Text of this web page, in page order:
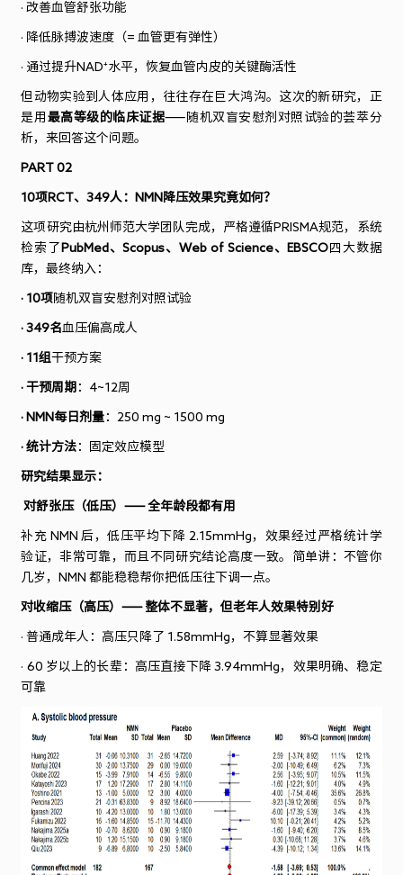
· 改善血管舒张功能
· 降低脉搏波速度（= 血管更有弹性）
· 通过提升NAD⁺水平，恢复血管内皮的关键酶活性
但动物实验到人体应用，往往存在巨大鸿沟。这次的新研究，正
是用 最高等级的临床证据—— 随机双盲安慰剂对照试验的荟萃分
析，来回答这个问题。
PART 02
10项 RCT、349人： NMN 降压效果究竟如何？
这项研究由杭州师范大学团队完成，严格遵循PRISMA规范，系统
检索了 PubMed 、Scopus、Web of Science、 EBSCO 四大数据
库，最终纳入：
· 10项 随机双盲安慰剂对照试验
· 349名血压偏高成人
· 11组干预方案
· 干预周期 ： 4~12周
· NMN 每日剂量 ： 250 mg ~ 1500 mg
· 统计方法 ：固定效应模型
研究结果显示：
对舒张压（低压）——全年龄段都有用
补充 NMN 后，低压平均下降 2.15mmHg ，效果经过严格统计学
验证，非常可靠，而且不同研究结论高度一致。简单讲：不管你
几岁，
NMN都能稳稳帮你把低压往下调一点。
对收缩压（高压）——整体不显著，但老年人效果特别好
· 普通成年人：高压只降了 1.58mmHg，不算显著效果
· 60 岁以上的长辈：高压直接下降 3.94mmHg，效果明确、稳定
可靠